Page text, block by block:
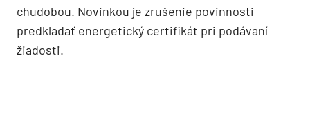
chudobou. Novinkou je zrušenie povinnosti
predkladať energetický certifikát pri podávaní
žiadosti.